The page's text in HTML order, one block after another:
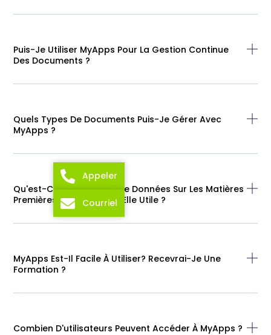
Puis-Je Utiliser MyApps Pour La Gestion Continue
Des Documents ?
Quels Types De Documents Puis-Je Gérer Avec
MyApps ?
Qu'est-Ce Que La Base De Données Sur Les Matières
Premières Et En Quoi Est-Elle Utile ?
MyApps Est-Il Facile À Utiliser? Recevrai-Je Une
Formation ?
Combien D'utilisateurs Peuvent Accéder À MyApps ?
Appeler
Courriel